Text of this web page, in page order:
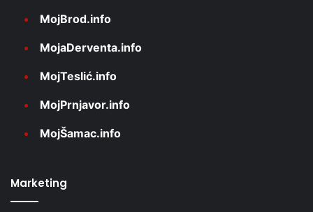
MojBrod.info
MojaDerventa.info
MojTeslić.info
MojPrnjavor.info
MojŠamac.info
Marketing